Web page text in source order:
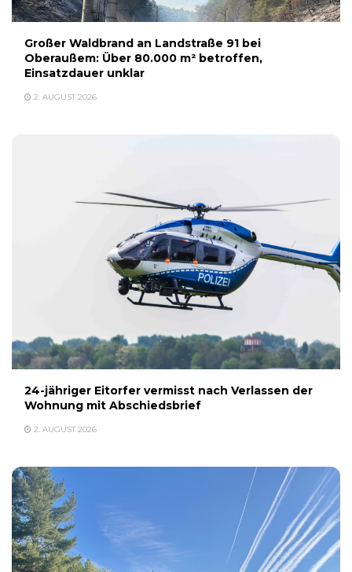
Großer Waldbrand an Landstraße 91 bei
Oberaußem: Über 80.000 m² betroffen,
Einsatzdauer unklar
2. AUGUST 2026
24-jähriger Eitorfer vermisst nach Verlassen der
Wohnung mit Abschiedsbrief
2. AUGUST 2026